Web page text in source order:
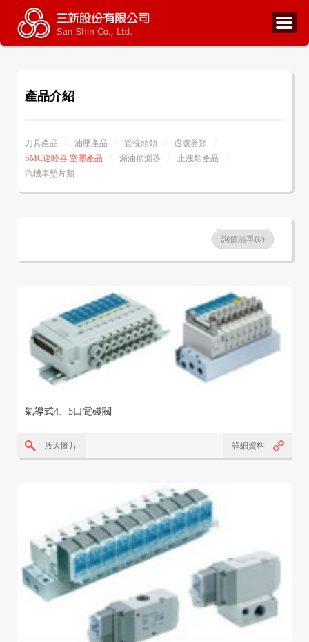
產品介紹
刀具產品 油壓產品 管接頭類
過濾器類
SMC速睦喜 空壓產品
漏油偵測器
止洩類產品
汽機車墊片類
詢價清單(0)
氣導式4、5口電磁閥
放大圖片 詳細資料